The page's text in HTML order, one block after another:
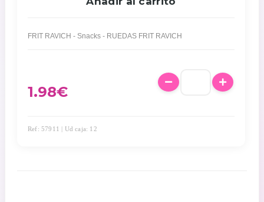
FRIT RAVICH - Snacks - RUEDAS FRIT RAVICH
1.98€
Ref: 57911 | Ud caja: 12